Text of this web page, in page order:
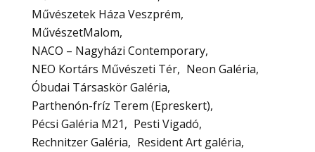
Művészetek Háza Veszprém
MűvészetMalom
NACO – Nagyházi Contemporary
NEO Kortárs Művészeti Tér
Neon Galéria
Óbudai Társaskör Galéria
Parthenón-fríz Terem (Epreskert)
Pécsi Galéria M21
Pesti Vigadó
Rechnitzer Galéria
Resident Art galéria